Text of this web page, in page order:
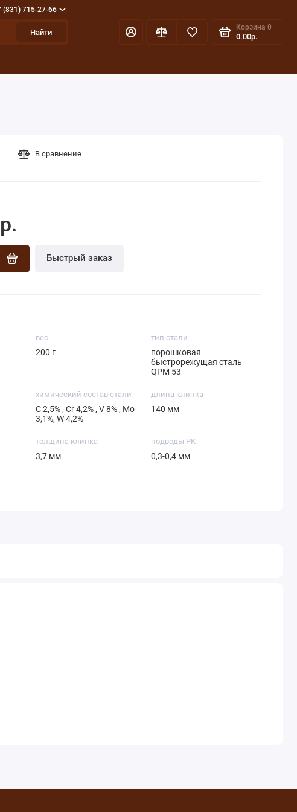
(831) 715-27-66
Найти
Корзина 0
0.00р.
Быстрый заказ
В сравнение
вес
200 г
тип стали
порошковая
быстрорежущая сталь
QPM 53
химический состав стали
С 2,5% , Cr 4,2% , V 8% , Mo
3,1%, W 4,2%
длина клинка
140 мм
толщина клинка
3,7 мм
подводы РК
0,3-0,4 мм